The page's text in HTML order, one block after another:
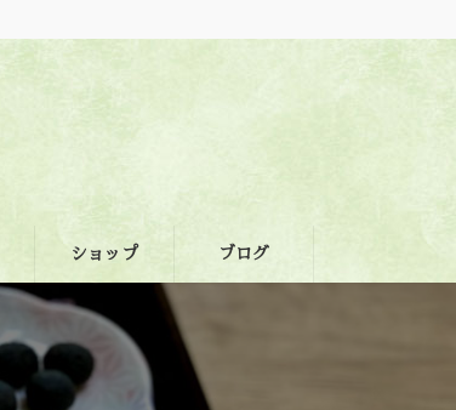
ショップ ブログ